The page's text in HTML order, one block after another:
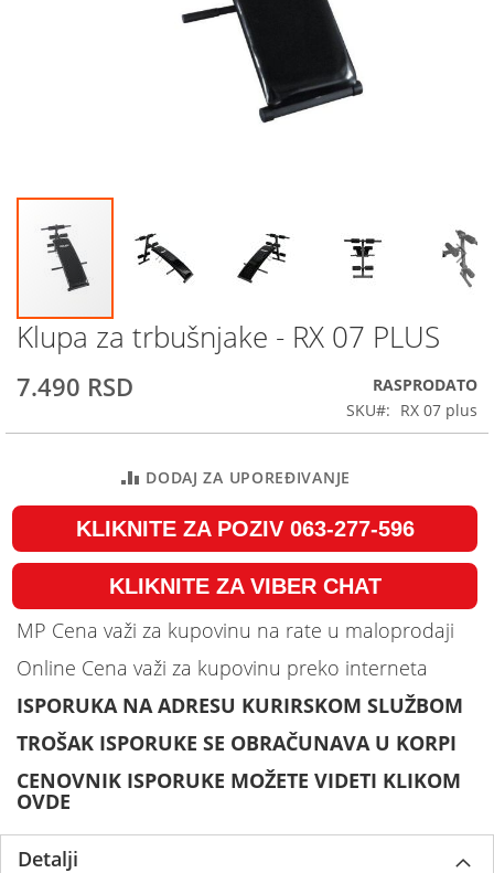
Skip
to
the
beginning
the
Klupa za trbušnjake - RX 07 PLUS
7.490 RSD
RASPRODATO
SKU
RX 07 plus
DODAJ ZA UPOREĐIVANJE
KLIKNITE ZA POZIV 063-277-596
KLIKNITE ZA VIBER CHAT
MP Cena važi za kupovinu na rate u maloprodaji
Online Cena važi za kupovinu preko interneta
ISPORUKA NA ADRESU KURIRSKOM SLUŽBOM
TROŠAK ISPORUKE SE OBRAČUNAVA U KORPI
CENOVNIK ISPORUKE MOŽETE VIDETI KLIKOM
OVDE
Detalji